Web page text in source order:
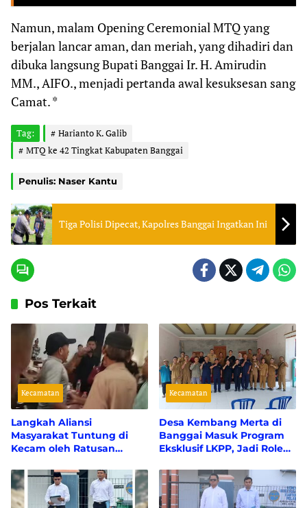
Namun, malam Opening Ceremonial MTQ yang
berjalan lancar aman, dan meriah, yang dihadiri dan
dibuka langsung Bupati Banggai Ir. H. Amirudin
MM., AIFO., menjadi pertanda awal kesuksesan sang
Camat. *
Tag:
Harianto K. Galib
MTQ ke 42 Tingkat Kabupaten Banggai
Penulis: Naser Kantu
Tiga Polisi Dipecat, Kapolres Banggai Ingatkan Ini
Pos Terkait
Kecamatan
Langkah Aliansi
Masyarakat Tuntung di
Kecam oleh Ratusan
Kecamatan
Desa Kembang Merta di
Banggai Masuk Program
Eksklusif LKPP, Jadi Role
Desa se-Indonesia